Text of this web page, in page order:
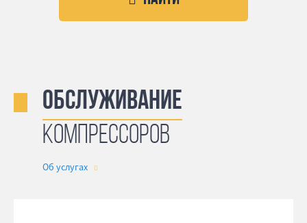
Обслуживание
компрессоров
Об услугах